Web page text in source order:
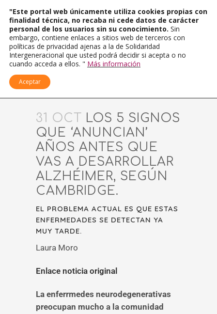
31 OCT
LOS 5 SIGNOS
QUE ‘ANUNCIAN’
AÑOS ANTES QUE
VAS A DESARROLLAR
ALZHÉIMER, SEGÚN
CAMBRIDGE.
EL PROBLEMA ACTUAL ES QUE ESTAS
ENFERMEDADES ​​​​​​​SE DETECTAN YA
MUY TARDE.
Laura Moro
Enlace noticia original
La enferrmedes neurodegenerativas
preocupan mucho a la comunidad
"Este portal web únicamente utiliza cookies propias con
finalidad técnica, no recaba ni cede datos de carácter
personal de los usuarios sin su conocimiento. Sin
embargo, contiene enlaces a sitios web de terceros con
políticas de privacidad ajenas a la de Solidaridad
Intergeneracional que usted podrá decidir si acepta o no
cuando acceda a ellos. " Más información
Aceptar